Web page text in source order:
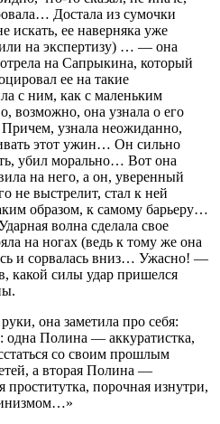
Достала из сумочки
искать, ее наверняка уже
на экспертизу) … — она
на Сапрыкина, который
ее на такие
с ним, как с маленьким
возможно, она узнала о его
узнала неожиданно,
этот ужин… Он сильно
убил морально… Вот она
на него, а он, уверенный
не выстрелит, стал к ней
образом, к самому барьеру…
волна сделала свое
на ногах (ведь к тому же она
и сорвалась вниз… Ужасно! —
какой силы удар пришелся
она заметила про себя:
Полина — аккуратистка,
со своим прошлым
а вторая Полина —
проститутка, порочная изнутри,